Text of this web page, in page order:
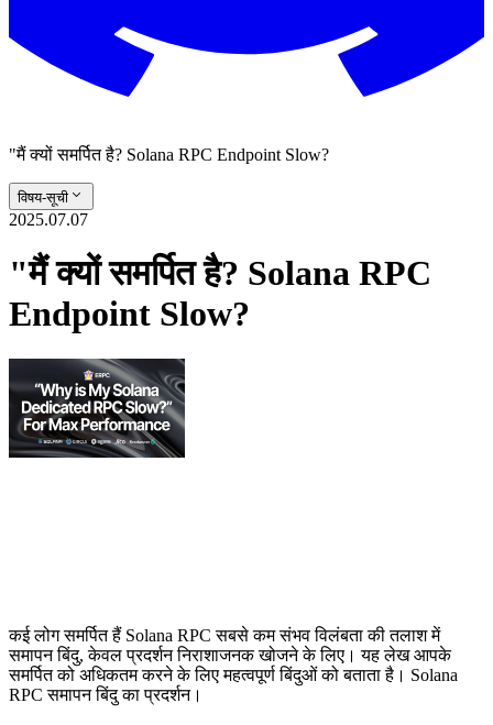
"मैं क्यों समर्पित है? Solana RPC Endpoint Slow?
विषय-सूची
2025.07.07
"मैं क्यों समर्पित है? Solana RPC
Endpoint Slow?
कई लोग समर्पित हैं Solana RPC सबसे कम संभव विलंबता की तलाश में
समापन बिंदु, केवल प्रदर्शन निराशाजनक खोजने के लिए। यह लेख आपके
समर्पित को अधिकतम करने के लिए महत्वपूर्ण बिंदुओं को बताता है। Solana
RPC समापन बिंदु का प्रदर्शन।